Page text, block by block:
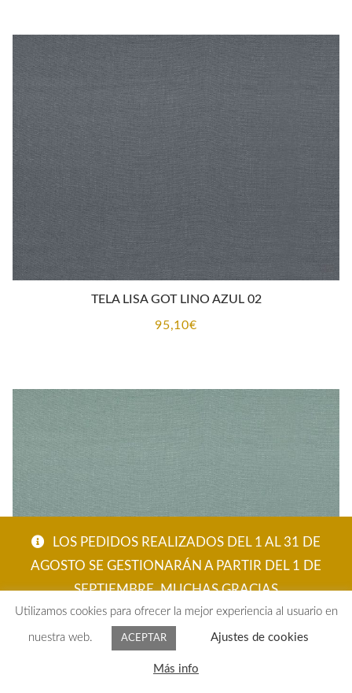
LOS PEDIDOS REALIZADOS DEL 1 AL 31 DE
AGOSTO SE GESTIONARÁN A PARTIR DEL 1 DE
SEPTIEMBRE. MUCHAS GRACIAS
ACEPTAR
TELA LISA GOT LINO AZUL 02
95,10€
TELA LISA GOT LINO AZUL
Utilizamos cookies para ofrecer la mejor experiencia al usuario en
nuestra web. ACEPTAR Ajustes de cookies
Más info